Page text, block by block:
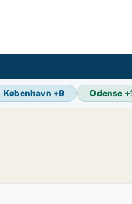
København +9 Odense +